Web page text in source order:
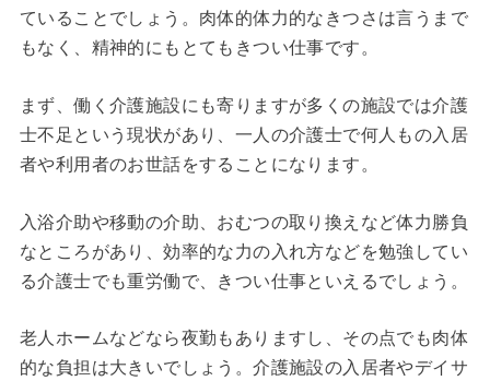
ていることでしょう。肉体的体力的なきつさは言うまで
もなく、精神的にもとてもきつい仕事です。
まず、働く介護施設にも寄りますが多くの施設では介護
士不足という現状があり、一人の介護士で何人もの入居
者や利用者のお世話をすることになります。
入浴介助や移動の介助、おむつの取り換えなど体力勝負
なところがあり、効率的な力の入れ方などを勉強してい
る介護士でも重労働で、きつい仕事といえるでしょう。
老人ホームなどなら夜勤もありますし、その点でも肉体
的な負担は大きいでしょう。介護施設の入居者やデイサ